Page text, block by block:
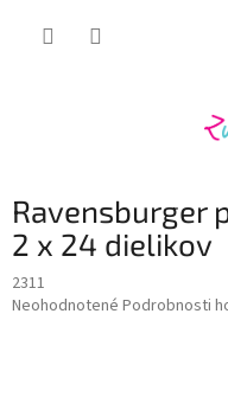
Ravensburger
2 x 24 dielikov
2311
Priemerné
Neohodnotené Podrobnosti